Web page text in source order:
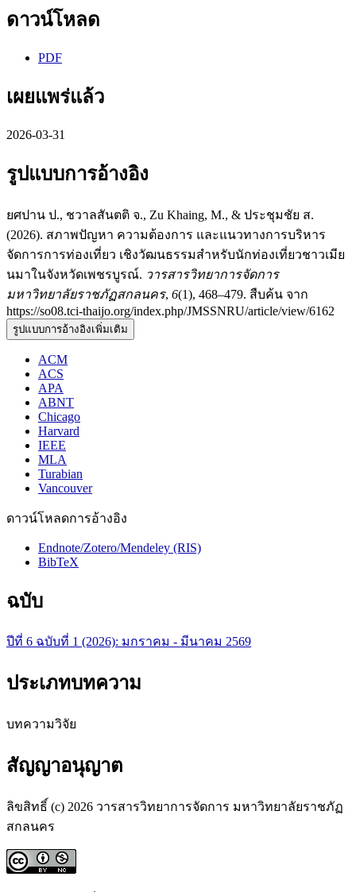
ดาวน์โหลด
PDF
เผยแพร่แล้ว
2026-03-31
รูปแบบการอ้างอิง
ยศปาน ป., ชวาลสันตติ จ., Zu Khaing, M., & ประชุมชัย ส.
(2026). สภาพปัญหา ความต้องการ และแนวทางการบริหาร
จัดการการท่องเที่ยว เชิงวัฒนธรรมสำหรับนักท่องเที่ยวชาวเมีย
นมาในจังหวัดเพชรบูรณ์. วารสารวิทยาการจัดการ
มหาวิทยาลัยราชภัฏสกลนคร, 6(1), 468–479. สืบค้น จาก
https://so08.tci-thaijo.org/index.php/JMSSNRU/article/view/6162
รูปแบบการอ้างอิงเพิ่มเติม
ACM
ACS
APA
ABNT
Chicago
Harvard
IEEE
MLA
Turabian
Vancouver
ดาวน์โหลดการอ้างอิง
Endnote/Zotero/Mendeley (RIS)
BibTeX
ฉบับ
ปีที่ 6 ฉบับที่ 1 (2026): มกราคม - มีนาคม 2569
ประเภทบทความ
บทความวิจัย
สัญญาอนุญาต
ลิขสิทธิ์ (c) 2026 วารสารวิทยาการจัดการ มหาวิทยาลัยราชภัฏ
สกลนคร